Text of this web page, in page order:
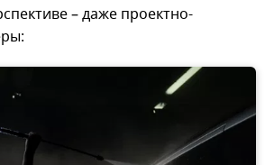
– даже проектно-